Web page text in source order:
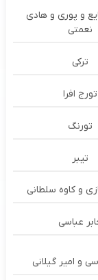
و پوری و هادی
نعمتی
ترکی
تورج افرا
تورنگ
تیبر
و کاوه سلطانی
عباسی
و امیر گیلانی